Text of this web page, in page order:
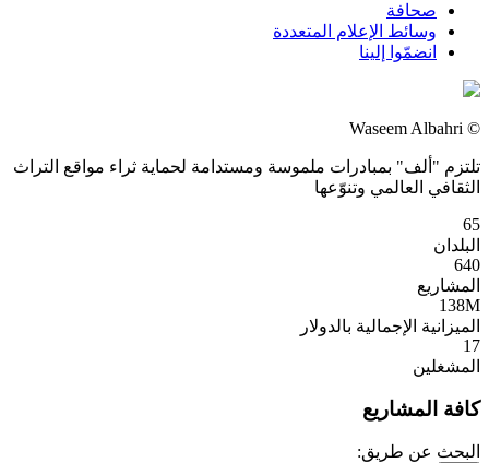
صحافة
وسائط الإعلام المتعددة
انضمّوا إلينا
© Waseem Albahri
تلتزم "ألف" بمبادرات ملموسة ومستدامة لحماية ثراء مواقع التراث
الثقافي العالمي وتنوّعها
65
البلدان
640
المشاريع
138M
الميزانية الإجمالية بالدولار
17
المشغلين
كافة المشاريع
البحث عن طريق: